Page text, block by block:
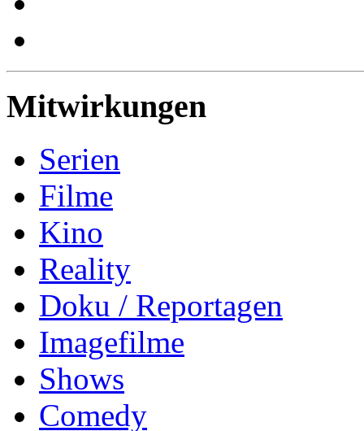
Mitwirkungen
Serien
Filme
Kino
Reality
Doku / Reportagen
Imagefilme
Shows
Comedy